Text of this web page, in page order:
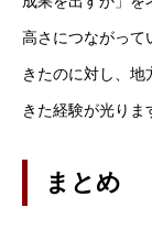
高さにつながって
きたのに対し、地
きた経験が光りま
まとめ